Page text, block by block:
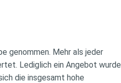
genommen. Mehr als jeder
Lediglich ein Angebot wurde
die insgesamt hohe